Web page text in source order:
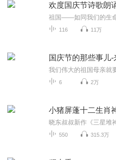
欢度国庆节诗歌
116 11万
国庆节的那些事儿
6 2万
550 315.3万